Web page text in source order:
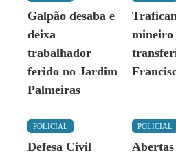
Galpão desaba e
deixa
trabalhador
ferido no Jardim
Palmeiras
mineiro
POLICIAL
Defesa Civil
POLICIAL
Abertas